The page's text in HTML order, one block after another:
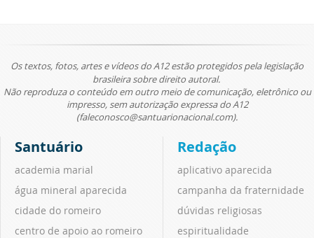
Os textos, fotos, artes e vídeos do A12 estão protegidos pela legislação
brasileira sobre direito autoral.
Não reproduza o conteúdo em outro meio de comunicação, eletrônico ou
impresso, sem autorização expressa do A12
(faleconosco@santuarionacional.com).
Santuário
academia marial
água mineral aparecida
cidade do romeiro
centro de apoio ao romeiro
Redação
aplicativo aparecida
campanha da fraternidade
dúvidas religiosas
espiritualidade